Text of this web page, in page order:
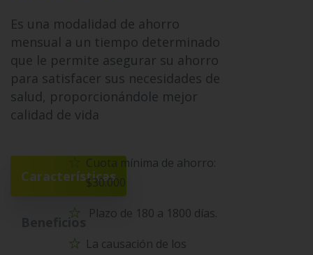
Es una modalidad de ahorro
mensual a un tiempo determinado
que le permite asegurar su ahorro
para satisfacer sus necesidades de
salud, proporcionándole mejor
calidad de vida
Características
Beneficios
Cuota mínima de ahorro:
$30.000
Plazo de 180 a 1800 días.
La causación de los